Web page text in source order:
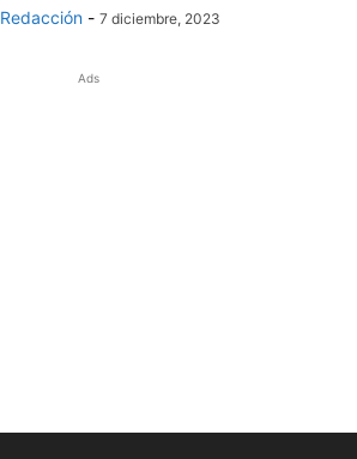
Redacción - 7 diciembre, 2023
Ads